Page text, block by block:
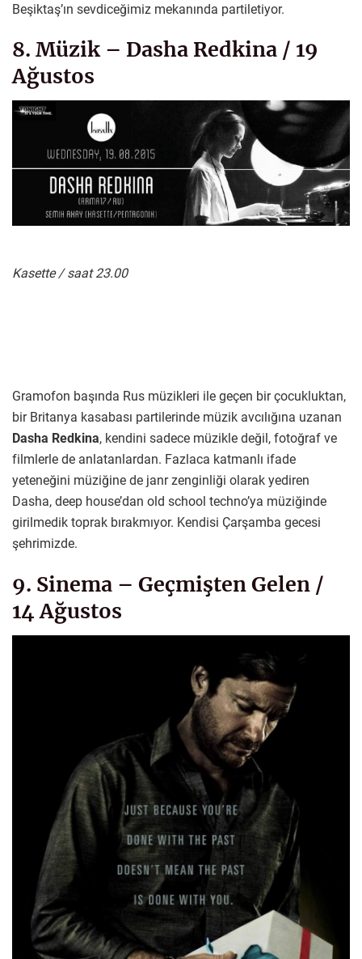
Beşiktaş’ın sevdiceğimiz mekanında partiletiyor.
8. Müzik – Dasha Redkina / 19
Ağustos
Kasette / saat 23.00
Gramofon başında Rus müzikleri ile geçen bir çocukluktan,
bir Britanya kasabası partilerinde müzik avcılığına uzanan
Dasha Redkina, kendini sadece müzikle değil, fotoğraf ve
filmlerle de anlatanlardan. Fazlaca katmanlı ifade
yeteneğini müziğine de janr zenginliği olarak yediren
Dasha, deep house’dan old school techno’ya müziğinde
girilmedik toprak bırakmıyor. Kendisi Çarşamba gecesi
şehrimizde.
9. Sinema – Geçmişten Gelen /
14 Ağustos